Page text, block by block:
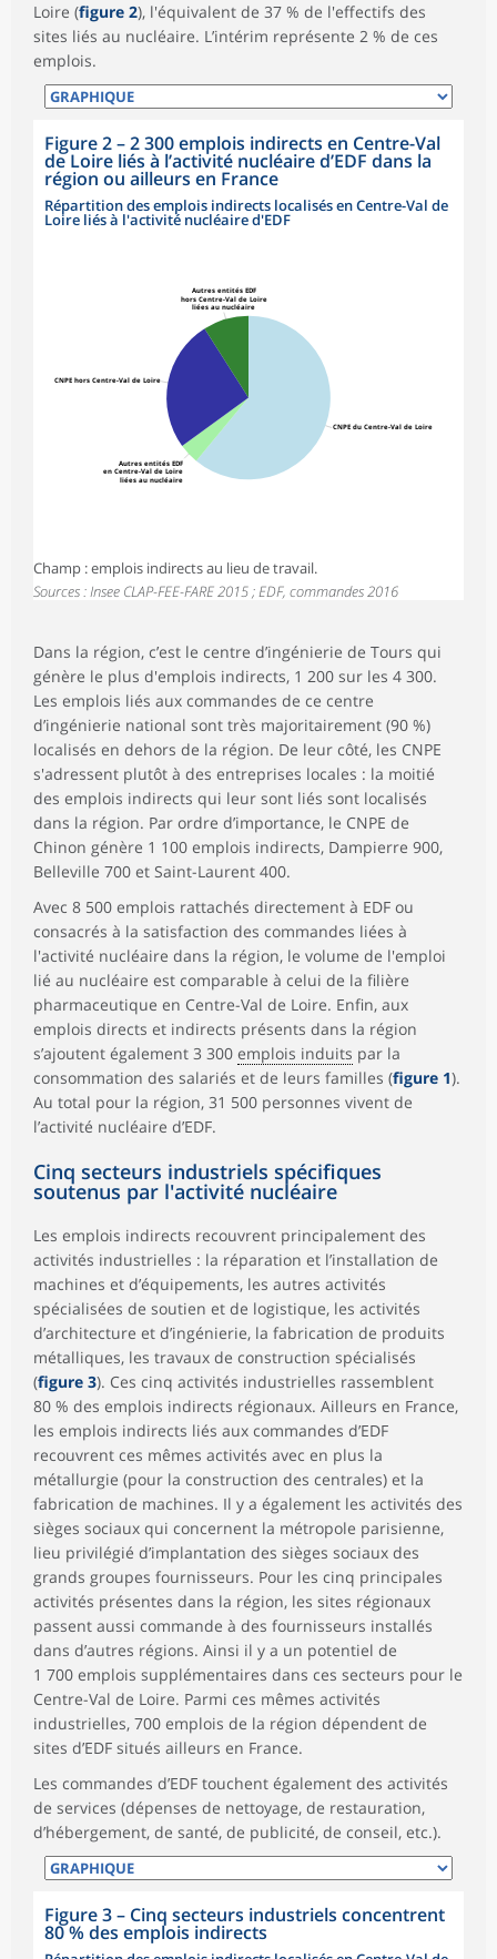
Loire (figure 2), l'équivalent de 37 % de l'effectifs des
sites liés au nucléaire. L’intérim représente 2 % de ces
emplois.
Figure 2–2 300 emplois indirects en Centre-Val
de Loire liés à l’activité nucléaire d’EDF dans la
région ou ailleurs en France
Répartition des emplois indirects localisés en Centre-Val de
Loire liés à l'activité nucléaire d'EDF
CNPE du Centre-Val de Loire
Autres entités EDF
en Centre-Val de Loire
liées au nucléaire
CNPE hors Centre-Val de Loire
Autres entités EDF
hors Centre-Val de Loire
liées au nucléaire
Champ : emplois indirects au lieu de travail.
Sources : Insee CLAP-FEE-FARE 2015 ; EDF, commandes 2016
Dans la région, c’est le centre d’ingénierie de Tours qui
génère le plus d'emplois indirects, 1 200 sur les 4 300.
Les emplois liés aux commandes de ce centre
d’ingénierie national sont très majoritairement (90 %)
localisés en dehors de la région. De leur côté, les CNPE
s'adressent plutôt à des entreprises locales : la moitié
des emplois indirects qui leur sont liés sont localisés
dans la région. Par ordre d’importance, le CNPE de
Chinon génère 1 100 emplois indirects, Dampierre 900,
Belleville 700 et Saint-Laurent 400.
Avec 8 500 emplois rattachés directement à EDF ou
consacrés à la satisfaction des commandes liées à
l'activité nucléaire dans la région, le volume de l'emploi
lié au nucléaire est comparable à celui de la filière
pharmaceutique en Centre-Val de Loire. Enfin, aux
emplois directs et indirects présents dans la région
s’ajoutent également 3 300 emplois induits par la
consommation des salariés et de leurs familles (figure 1).
Au total pour la région, 31 500 personnes vivent de
l’activité nucléaire d’EDF.
Cinq secteurs industriels spécifiques
soutenus par l'activité nucléaire
Les emplois indirects recouvrent principalement des
activités industrielles : la réparation et l’installation de
machines et d’équipements, les autres activités
spécialisées de soutien et de logistique, les activités
d’architecture et d’ingénierie, la fabrication de produits
métalliques, les travaux de construction spécialisés
(figure 3). Ces cinq activités industrielles rassemblent
80 % des emplois indirects régionaux. Ailleurs en France,
les emplois indirects liés aux commandes d’EDF
recouvrent ces mêmes activités avec en plus la
métallurgie (pour la construction des centrales) et la
fabrication de machines. Il y a également les activités des
sièges sociaux qui concernent la métropole parisienne,
lieu privilégié d’implantation des sièges sociaux des
grands groupes fournisseurs. Pour les cinq principales
activités présentes dans la région, les sites régionaux
passent aussi commande à des fournisseurs installés
dans d’autres régions. Ainsi il y a un potentiel de
1 700 emplois supplémentaires dans ces secteurs pour le
Centre-Val de Loire. Parmi ces mêmes activités
industrielles, 700 emplois de la région dépendent de
sites d’EDF situés ailleurs en France.
Les commandes d’EDF touchent également des activités
de services (dépenses de nettoyage, de restauration,
d’hébergement, de santé, de publicité, de conseil, etc.).
Figure 3– Cinq secteurs industriels concentrent
80 % des emplois indirects